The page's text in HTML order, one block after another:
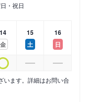
・祝日
14
金
15
土
16
日
います。詳細はお問い合